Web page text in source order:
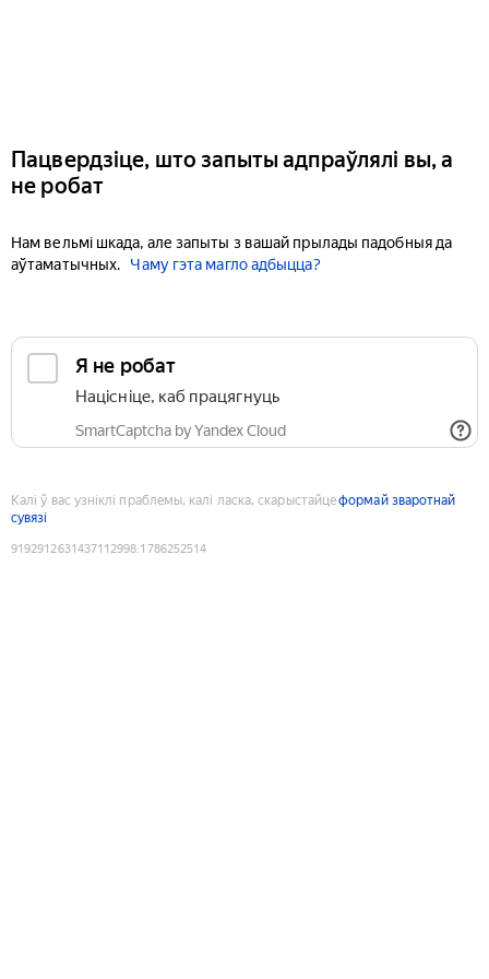
Пацвердзіце, што запыты адпраўлялі вы, а
не робат
Нам вельмі шкада, але запыты з вашай прылады падобныя да
аўтаматычных.
Чаму гэта магло адбыцца?
Я не робат
Націсніце, каб працягнуць
SmartCaptcha by Yandex Cloud
Калі ў вас узніклі праблемы, калі ласка, скарыстайцеформай зваротнай
сувязі
9192912631437112998:1786252514